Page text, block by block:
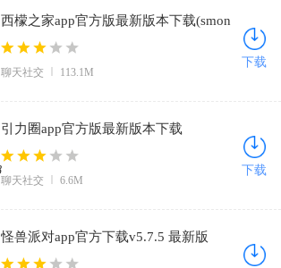
西檬之家app官方版最新版本下载(smon
の家)v3.9.0 官方正版
聊天社交 113.1M
下载
引力圈app官方版最新版本下载
(UniFans)v25101618 官方正版
聊天社交 6.6M
下载
怪兽派对app官方下载v5.7.5 最新版